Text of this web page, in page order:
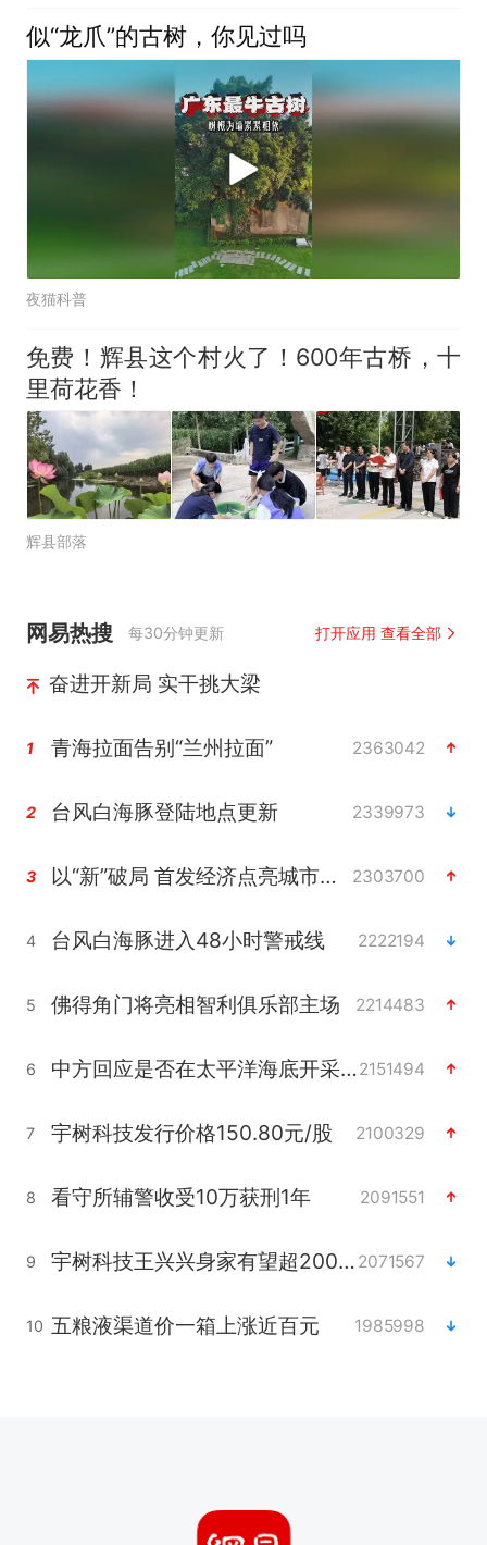
似“龙爪”的古树，你见过吗
夜猫科普
免费！辉县这个村火了！600年古桥，十
里荷花香！
辉县部落
网易热搜 每30分钟更新 打开应用 查看全部
奋进开新局 实干挑大梁
1 青海拉面告别“兰州拉面” 2363042
2 台风白海豚登陆地点更新 2339973
3 以“新”破局 首发经济点亮城市消费活力 2303700
4 台风白海豚进入48小时警戒线 2222194
5 佛得角门将亮相智利俱乐部主场 2214483
6 中方回应是否在太平洋海底开采稀土2151494
7 宇树科技发行价格150.80元/股 2100329
8 看守所辅警收受10万获刑1年 2091551
9 宇树科技王兴兴身家有望超200亿元 2071567
10 五粮液渠道价一箱上涨近百元 1985998